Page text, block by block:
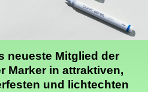
neueste Mitglied der
Marker in attraktiven,
und lichtechten